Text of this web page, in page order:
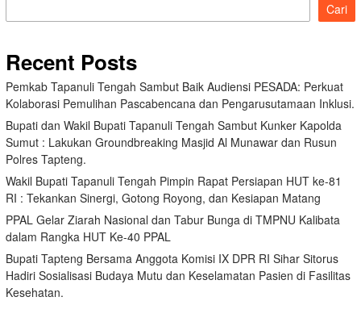
Cari
Recent Posts
Pemkab Tapanuli Tengah Sambut Baik Audiensi PESADA: Perkuat
Kolaborasi Pemulihan Pascabencana dan Pengarusutamaan Inklusi.
Bupati dan Wakil Bupati Tapanuli Tengah Sambut Kunker Kapolda
Sumut : Lakukan Groundbreaking Masjid Al Munawar dan Rusun
Polres Tapteng.
Wakil Bupati Tapanuli Tengah Pimpin Rapat Persiapan HUT ke-81
RI : Tekankan Sinergi, Gotong Royong, dan Kesiapan Matang
PPAL Gelar Ziarah Nasional dan Tabur Bunga di TMPNU Kalibata
dalam Rangka HUT Ke-40 PPAL
Bupati Tapteng Bersama Anggota Komisi IX DPR RI Sihar Sitorus
Hadiri Sosialisasi Budaya Mutu dan Keselamatan Pasien di Fasilitas
Kesehatan.